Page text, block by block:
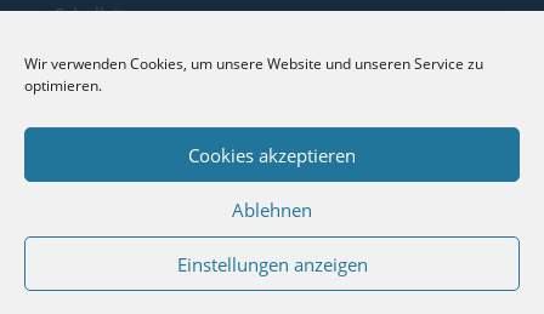
Wir verwenden Cookies, um unsere Website und unseren Service zu
optimieren.
Cookies akzeptieren
Ablehnen
Einstellungen anzeigen
Schulleitung:
Frau Eva-Maria Battermann
Achmus
© 2020 Grundschule Hinter der Burg